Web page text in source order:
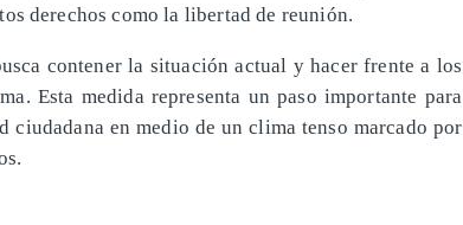
derechos como la libertad de reunión.
contener la situación actual y hacer frente a los
Esta medida representa un paso importante para
ciudadana en medio de un clima tenso marcado por